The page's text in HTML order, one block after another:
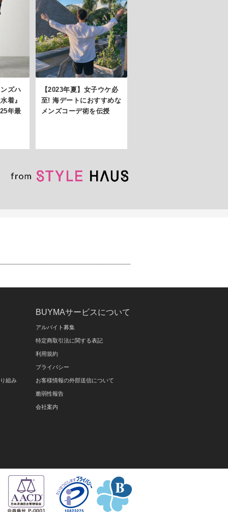
ズハ
着』
年最
【2023年夏】女子ウケ必
至! 海デートにおすすめな
メンズコーデ術を伝授
組み
BUYMAサービスについて
アルバイト募集
特定商取引法に関する表記
利用規約
プライバシー
お客様情報の外部送信について
脆弱性報告
会社案内